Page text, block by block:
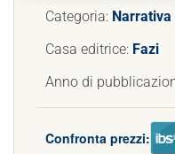
Categoria:
Casa editrice: Fazi
Anno di
Confronta prezzi: